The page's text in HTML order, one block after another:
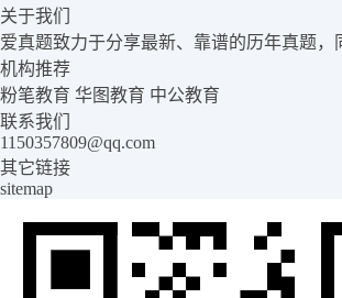
关于我们
爱真题致力于分享最新、靠谱的历年真题，
机构推荐
粉笔教育 华图教育 中公教育
联系我们
1150357809@qq.com
其它链接
sitemap